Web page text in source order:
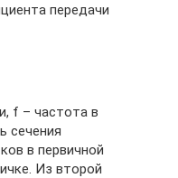
передачи
f – частота в
сечения
в первичной
Из второй